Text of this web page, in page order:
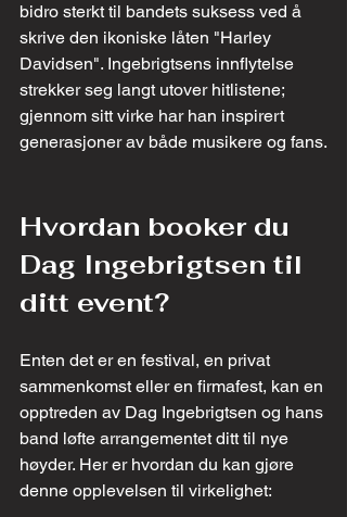
bidro sterkt til bandets suksess ved å
skrive den ikoniske låten "Harley
Davidsen". Ingebrigtsens innflytelse
strekker seg langt utover hitlistene;
gjennom sitt virke har han inspirert
generasjoner av både musikere og fans.
Hvordan booker du
Dag Ingebrigtsen til
ditt event?
Enten det er en festival, en privat
sammenkomst eller en firmafest, kan en
opptreden av Dag Ingebrigtsen og hans
band løfte arrangementet ditt til nye
høyder. Her er hvordan du kan gjøre
denne opplevelsen til virkelighet: